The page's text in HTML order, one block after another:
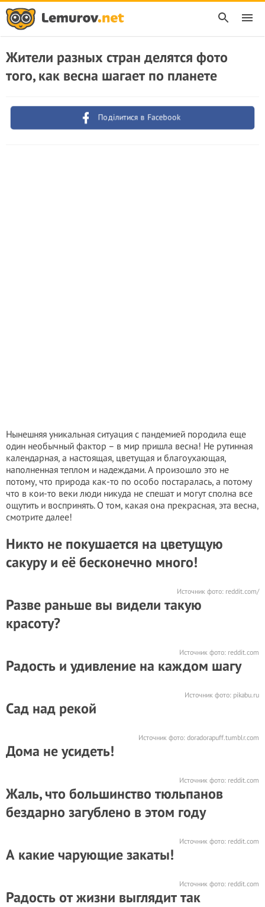
Жители разных стран делятся фото
того, как весна шагает по планете
Поділитися в Facebook
Нынешняя уникальная ситуация с пандемией породила еще
один необычный фактор – в мир пришла весна! Не рутинная
календарная, а настоящая, цветущая и благоухающая,
наполненная теплом и надеждами. А произошло это не
потому, что природа как-то по особо постаралась, а потому
что в кои-то веки люди никуда не спешат и могут сполна все
ощутить и воспринять. О том, какая она прекрасная, эта весна,
смотрите далее!
Никто не покушается на цветущую
сакуру и её бесконечно много!
Источник фото: reddit.com/
Разве раньше вы видели такую
красоту?
Источник фото: reddit.com
Радость и удивление на каждом шагу
Источник фото: pikabu.ru
Сад над рекой
Источник фото: doradorapuff.tumblr.com
Дома не усидеть!
Источник фото: reddit.com
Жаль, что большинство тюльпанов
бездарно загублено в этом году
Источник фото: reddit.com
А какие чарующие закаты!
Источник фото: reddit.com
Радость от жизни выглядит так